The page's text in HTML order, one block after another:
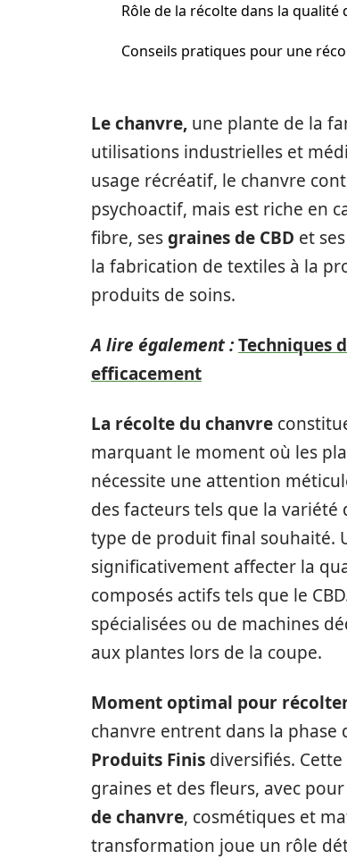
Rôle de la récolte dans la qualité
Conseils pratiques pour une
Le chanvre, une plante de la
utilisations industrielles et
usage récréatif, le chanvre
psychoactif, mais est riche en
fibre, sesgraines de CBD et ses
la fabrication de textiles à la
produits de soins.
A lire également :Techniques
efficacement
La récolte du chanvre
marquant le moment où les
nécessite une attention
des facteurs tels que la
type de produit final souhaité.
significativement affecter la
composés actifs tels que le
spécialisées ou de machines
aux plantes lors de la coupe.
Moment optimal pour
chanvre entrent dans la phase
Produits Finis diversifiés.
graines et des fleurs, avec
de chanvre, cosmétiques et
transformation joue un rôle